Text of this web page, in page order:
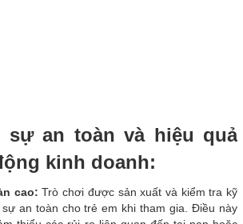
sự an toàn và hiệu quả
kinh doanh:
cao: Trò chơi được sản xuất và kiểm tra kỹ
an toàn cho trẻ em khi tham gia. Điều này